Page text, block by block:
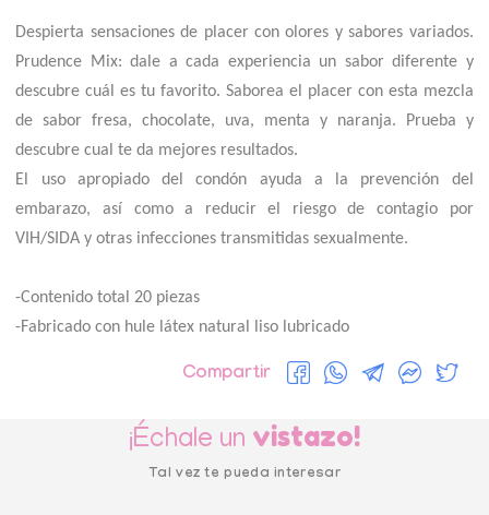
Despierta sensaciones de placer con olores y sabores variados.
Prudence Mix: dale a cada experiencia un sabor diferente y
descubre cuál es tu favorito. Saborea el placer con esta mezcla
de sabor fresa, chocolate, uva, menta y naranja. Prueba y
descubre cual te da mejores resultados.
El uso apropiado del condón ayuda a la prevención del
embarazo, así como a reducir el riesgo de contagio por
VIH/SIDA y otras infecciones transmitidas sexualmente.
-Contenido total 20 piezas
-Fabricado con hule látex natural liso lubricado
Compartir
¡Échale un vistazo!
Tal vez te pueda interesar